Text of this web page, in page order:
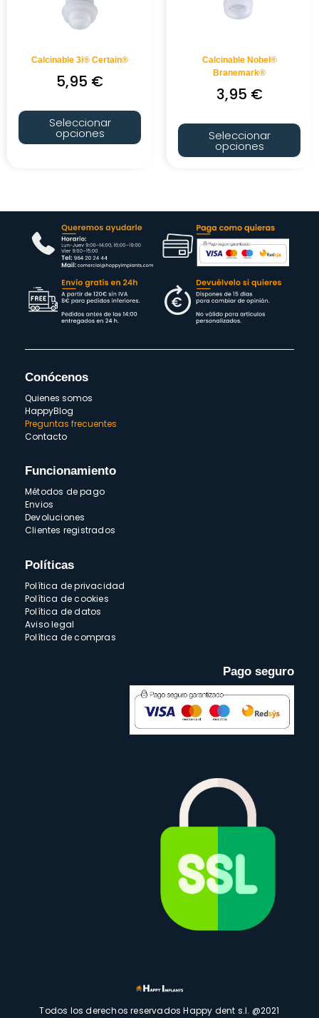
Calcinable 3i® Certain®
5,95 €
Seleccionar
opciones
Calcinable Nobel®
Branemark®
3,95 €
Seleccionar
opciones
Conócenos
Quienes somos
HappyBlog
Preguntas frecuentes
Contacto
Funcionamiento
Métodos de pago
Envios
Devoluciones
Clientes registrados
Políticas
Política de privacidad
Política de cookies
Política de datos
Aviso legal
Política de compras
Pago seguro
Todos los derechos reservados Happy dent s.l. @2021